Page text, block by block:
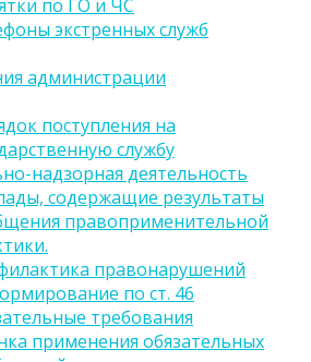
по ГО и ЧС
экстренных служб
администрации
поступления на
службу
надзорная деятельность
содержащие результаты
правоприменительной
правонарушений
по ст. 46
требования
применения обязательных